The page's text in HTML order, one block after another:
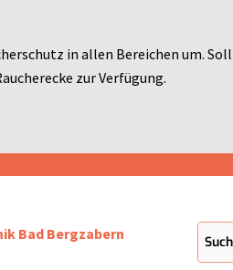
in allen Bereichen um.
zur Verfügung.
Bad Bergzabern